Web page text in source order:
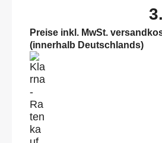
Preise inkl. MwSt.
(innerhalb Deutschlands)